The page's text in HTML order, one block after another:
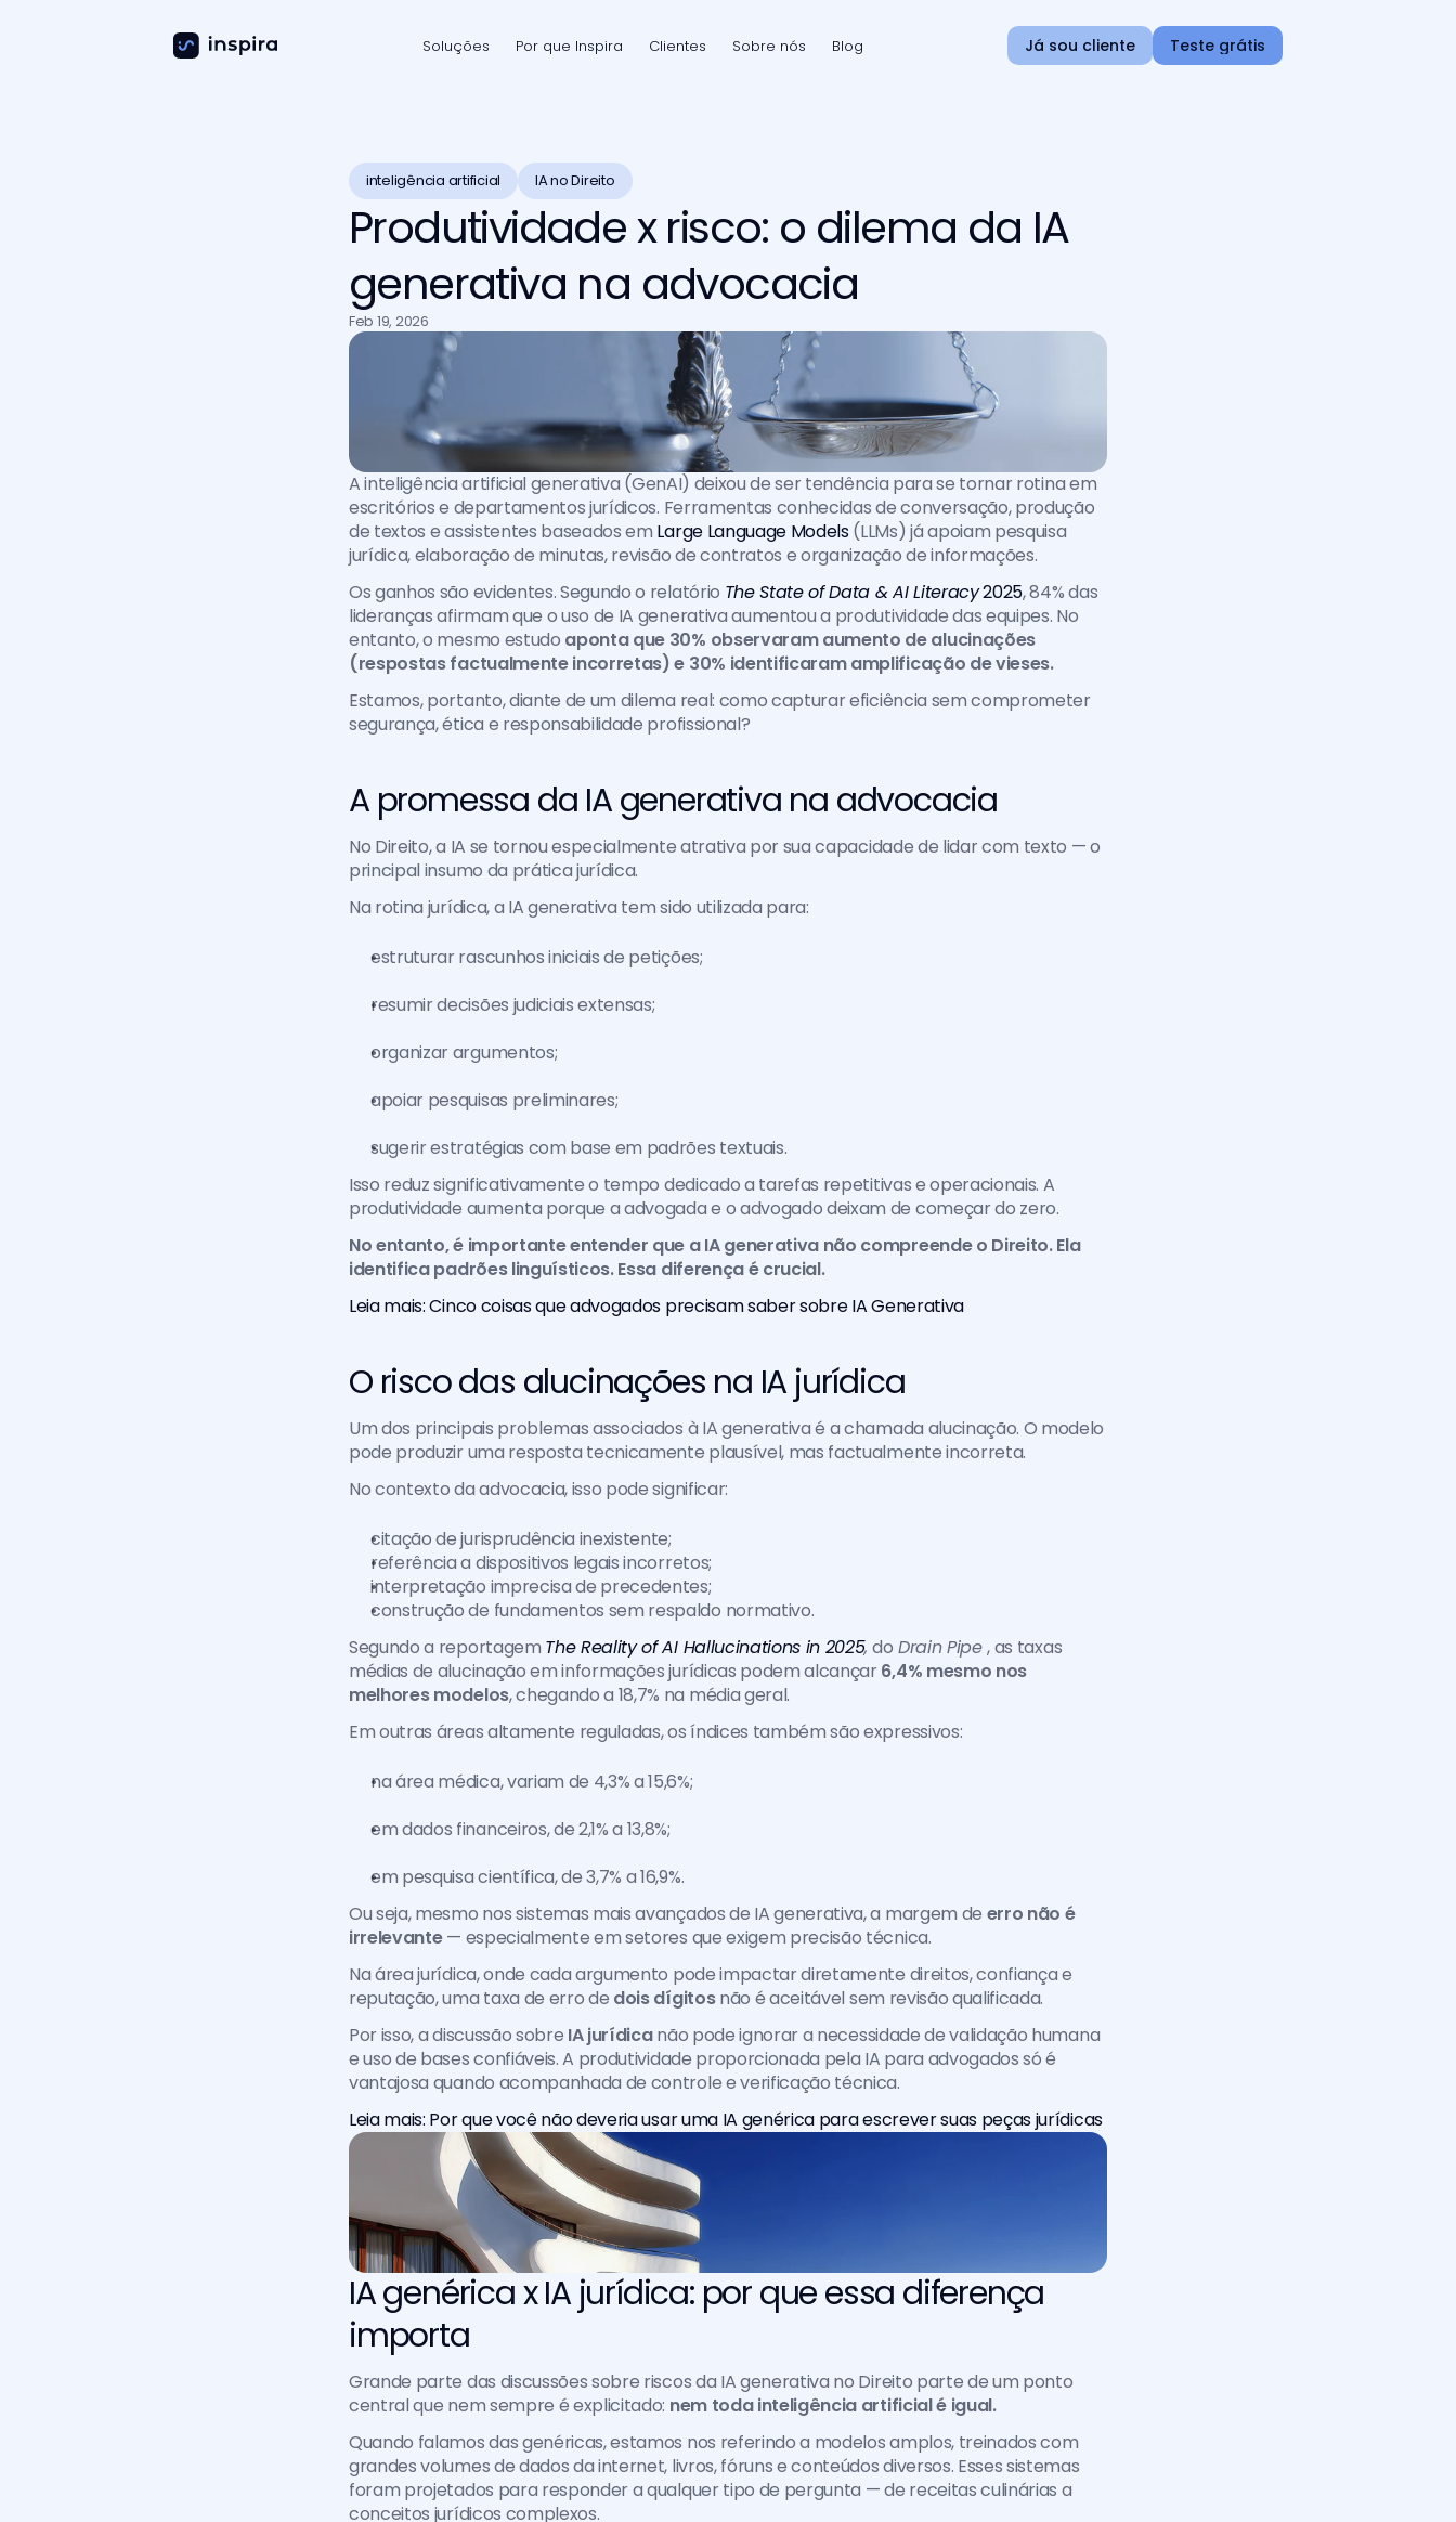
Soluções Por que Inspira Clientes Sobre nós Blog Já sou cliente Teste grátis
inteligência artificial IA no Direito
Produtividade x risco: o dilema da IA
generativa na advocacia
Feb 19, 2026
A inteligência artificial generativa (GenAI) deixou de ser tendência para se tornar rotina em
escritórios e departamentos jurídicos. Ferramentas conhecidas de conversação, produção
de textos e assistentes baseados em Large Language Models (LLMs) já apoiam pesquisa
jurídica, elaboração de minutas, revisão de contratos e organização de informações.
Os ganhos são evidentes. Segundo o relatório The State of Data & AI Literacy 2025, 84% das
lideranças afirmam que o uso de IA generativa aumentou a produtividade das equipes. No
entanto, o mesmo estudo aponta que 30% observaram aumento de alucinações
(respostas factualmente incorretas) e 30% identificaram amplificação de vieses.
Estamos, portanto, diante de um dilema real: como capturar eficiência sem comprometer
segurança, ética e responsabilidade profissional?
A promessa da IA generativa na advocacia
No Direito, a IA se tornou especialmente atrativa por sua capacidade de lidar com texto — o
principal insumo da prática jurídica.
Na rotina jurídica, a IA generativa tem sido utilizada para:
estruturar rascunhos iniciais de petições;
resumir decisões judiciais extensas;
organizar argumentos;
apoiar pesquisas preliminares;
sugerir estratégias com base em padrões textuais.
Isso reduz significativamente o tempo dedicado a tarefas repetitivas e operacionais. A
produtividade aumenta porque a advogada e o advogado deixam de começar do zero.
No entanto, é importante entender que a IA generativa não compreende o Direito. Ela
identifica padrões linguísticos. Essa diferença é crucial.
Leia mais: Cinco coisas que advogados precisam saber sobre IA Generativa
O risco das alucinações na IA jurídica
Um dos principais problemas associados à IA generativa é a chamada alucinação. O modelo
pode produzir uma resposta tecnicamente plausível, mas factualmente incorreta.
No contexto da advocacia, isso pode significar:
citação de jurisprudência inexistente;
referência a dispositivos legais incorretos;
interpretação imprecisa de precedentes;
construção de fundamentos sem respaldo normativo.
Segundo a reportagem The Reality of AI Hallucinations in 2025, do Drain Pipe , as taxas
médias de alucinação em informações jurídicas podem alcançar 6,4% mesmo nos
melhores modelos, chegando a 18,7% na média geral.
Em outras áreas altamente reguladas, os índices também são expressivos:
na área médica, variam de 4,3% a 15,6%;
em dados financeiros, de 2,1% a 13,8%;
em pesquisa científica, de 3,7% a 16,9%.
Ou seja, mesmo nos sistemas mais avançados de IA generativa, a margem de erro não é
irrelevante — especialmente em setores que exigem precisão técnica.
Na área jurídica, onde cada argumento pode impactar diretamente direitos, confiança e
reputação, uma taxa de erro de dois dígitos não é aceitável sem revisão qualificada.
Por isso, a discussão sobre IA jurídica não pode ignorar a necessidade de validação humana
e uso de bases confiáveis. A produtividade proporcionada pela IA para advogados só é
vantajosa quando acompanhada de controle e verificação técnica.
Leia mais: Por que você não deveria usar uma IA genérica para escrever suas peças jurídicas
IA genérica x IA jurídica: por que essa diferença
importa
Grande parte das discussões sobre riscos da IA generativa no Direito parte de um ponto
central que nem sempre é explicitado: nem toda inteligência artificial é igual.
Quando falamos das genéricas, estamos nos referindo a modelos amplos, treinados com
grandes volumes de dados da internet, livros, fóruns e conteúdos diversos. Esses sistemas
foram projetados para responder a qualquer tipo de pergunta — de receitas culinárias a
conceitos jurídicos complexos.